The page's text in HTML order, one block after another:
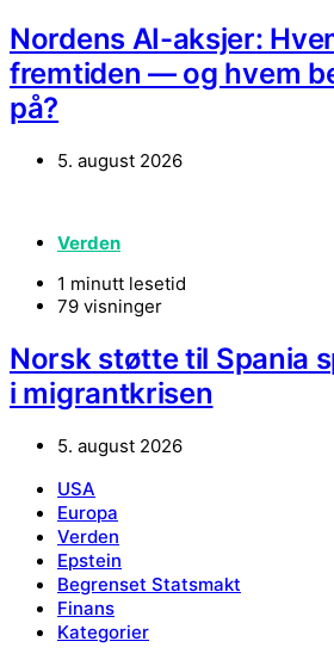
Nordens AI-aksjer:
fremtiden — og hvem
på?
5. august 2026
Verden
1 minutt lesetid
79 visninger
Norsk støtte til Spania
i migrantkrisen
5. august 2026
USA
Europa
Verden
Epstein
Begrenset Statsmakt
Finans
Kategorier